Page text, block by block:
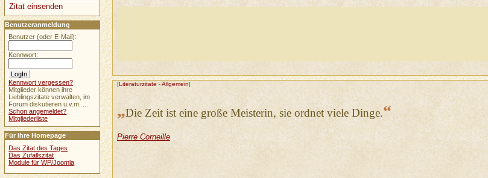
[Literaturzitate -Allgemein]
„Die Zeit ist eine große Meisterin, sie ordnet viele Dinge.“
Pierre Corneille
Zitat einsenden
Benutzeranmeldung
Benutzer (oder E-Mail):
Kennwort:
Kennwort vergessen?
Mitglieder können ihre
Lieblingszitate verwalten, im
Forum diskutieren u.v.m. ...
Schon angemeldet?
Mitgliederliste
Für Ihre Homepage
Das Zitat des Tages
Das Zufallszitat
Module für WP/Joomla